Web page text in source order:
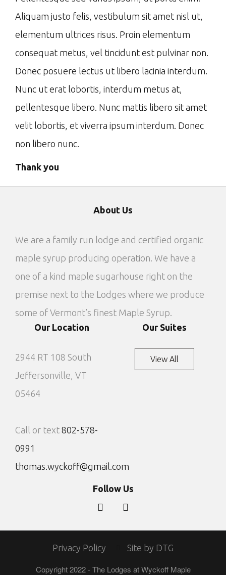
Aliquam justo felis, vestibulum sit amet nisl ut,
elementum ultrices risus. Proin elementum
consequat metus, vel tincidunt est pulvinar non.
Donec posuere lectus ut libero lacinia interdum.
Nunc ut erat lobortis, interdum metus at,
pellentesque libero. Nunc mattis libero sit amet
velit lobortis, et viverra ipsum interdum. Donec
non libero nunc.
Thank you
About Us
We are a family run lodge and certified organic
maple syrup producing operation. We have a
one of a kind maple sugarhouse right on the
premise next to the Lodges where we produce
some of Vermont’s finest Maple Syrup.
Our Location
2944 RT 108 South
Jeffersonville, VT
05464
Call or text 802-578-
0991
thomas.wyckoff@gmail.com
Our Suites
View All
Follow Us
Privacy Policy Site by DTG
Copyright 2022 - The Lodges at Wyckoff Maple